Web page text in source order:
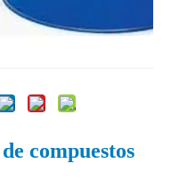
compuestos